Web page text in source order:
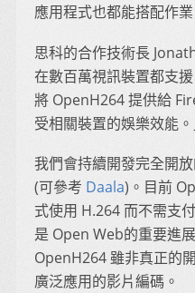
應用程式也都能搭配作業
思科的合作技術長
在數百萬視訊裝置都支
將 OpenH264 提供給
受相關裝置的娛樂效能。
我們會持續開發完全開
(可參考 Daala)。目前
式使用 H.264 而不需支
是 Open Web的重要進
OpenH264 雖非真正的
廣泛應用的影片編碼。